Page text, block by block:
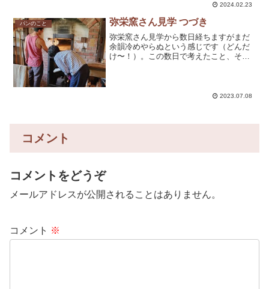
れはそれで良しと思うようにしていま
す。いや、思い込ませるよう...
2024.02.23
パンのこと 弥栄窯さん見学 つづき
弥栄窯さん見学から数日経ちますがまだ
余韻冷めやらぬという感じです（どんだ
け〜！）。この数日で考えたこと、そし
2023.07.08
コメント
コメントをどうぞ
メールアドレスが公開されることはありません。
コメント ※